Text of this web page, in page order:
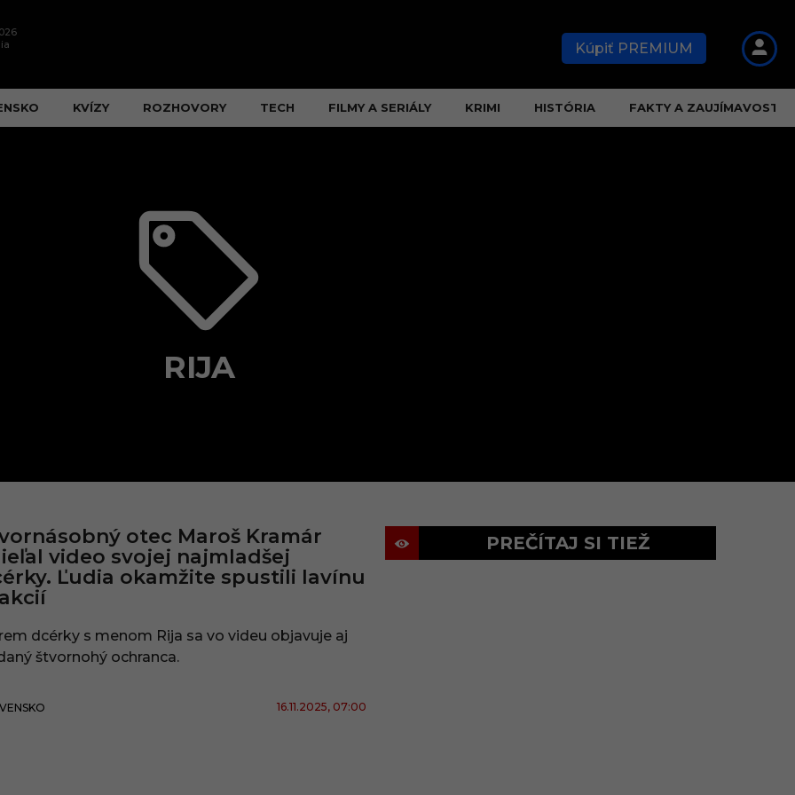
Kúpiť PREMIUM
KVÍZY ROZHOVORY TECH FILMY A SERIÁLY KRIMI HISTÓRIA FAKTY A ZAUJÍMAVOSTI
RIJA
otec Maroš Kramár
video svojej najmladšej
Ľudia okamžite spustili lavínu
dcérky s menom Rija sa vo videu objavuje aj
štvornohý ochranca.
16.11.2025, 07:00
PREČÍTAJ SI TIEŽ